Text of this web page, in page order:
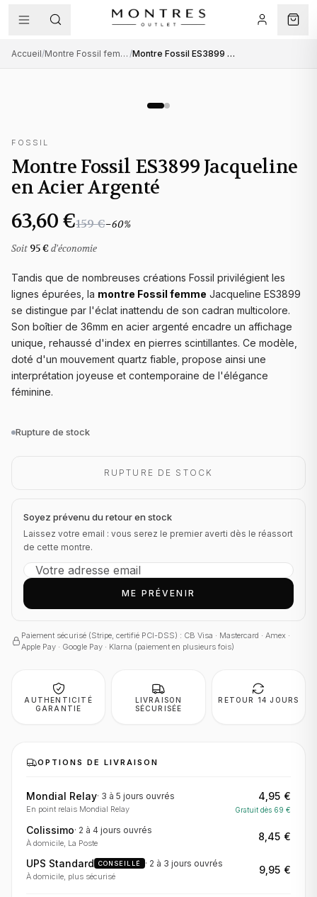
Accueil/ Montre Fossil femme / Montre Fossil ES3899 Jacqueline en Acier Argenté
FOSSIL
Montre Fossil ES3899 Jacqueline
en Acier Argenté
63,60 €159 €−60%
Soit 95 € d'économie
Tandis que de nombreuses créations Fossil privilégient les
lignes épurées, la montre Fossil femme Jacqueline ES3899
se distingue par l'éclat inattendu de son cadran multicolore.
Son boîtier de 36mm en acier argenté encadre un affichage
unique, rehaussé d'index en pierres scintillantes. Ce modèle,
doté d'un mouvement quartz fiable, propose ainsi une
interprétation joyeuse et contemporaine de l'élégance
féminine.
Rupture de stock
RUPTURE DE STOCK
Soyez prévenu du retour en stock
Laissez votre email : vous serez le premier averti dès le réassort
de cette montre.
ME PRÉVENIR
Paiement sécurisé (Stripe, certifié PCI-DSS) : CB Visa · Mastercard · Amex ·
Apple Pay · Google Pay · Klarna (paiement en plusieurs fois)
AUTHENTICITÉ
GARANTIE
LIVRAISON
SÉCURISÉE
RETOUR 14 JOURS
OPTIONS DE LIVRAISON
Mondial Relay· 3 à 5 jours ouvrés
En point relais Mondial Relay
4,95 €
Gratuit dès 69 €
Colissimo· 2 à 4 jours ouvrés
À domicile, La Poste
8,45 €
UPS Standard CONSEILLÉ · 2 à 3 jours ouvrés
À domicile, plus sécurisé
9,95 €